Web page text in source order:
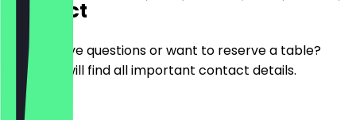
Contact
Do you have questions or want to reserve a table?
Here you will find all important contact details.
Phone